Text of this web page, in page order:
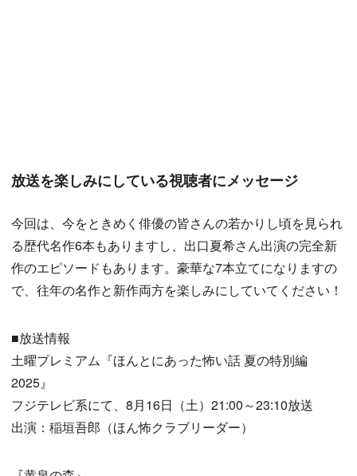
放送を楽しみにしている視聴者にメッセージ
今回は、今をときめく俳優の皆さんの若かりし頃を見られ
る歴代名作6本もありますし、出口夏希さん出演の完全新
作のエピソードもあります。豪華な7本立てになりますの
で、往年の名作と新作両方を楽しみにしていてください！
■放送情報
土曜プレミアム『ほんとにあった怖い話 夏の特別編
2025』
フジテレビ系にて、8月16日（土）21:00～23:10放送
出演：稲垣吾郎（ほん怖クラブリーダー）